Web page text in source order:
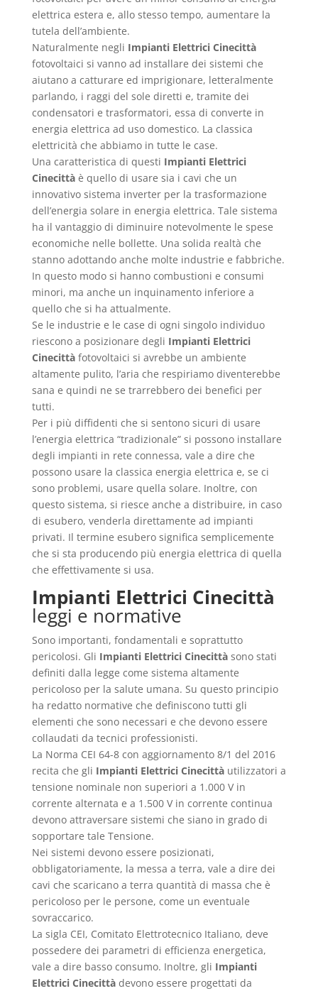
elettrica estera e, allo stesso tempo, aumentare la
tutela dell’ambiente.
Naturalmente negli Impianti Elettrici Cinecittà
fotovoltaici si vanno ad installare dei sistemi che
aiutano a catturare ed imprigionare, letteralmente
parlando, i raggi del sole diretti e, tramite dei
condensatori e trasformatori, essa di converte in
energia elettrica ad uso domestico. La classica
elettricità che abbiamo in tutte le case.
Una caratteristica di questi Impianti Elettrici
Cinecittàè quello di usare sia i cavi che un
innovativo sistema inverter per la trasformazione
dell’energia solare in energia elettrica. Tale sistema
ha il vantaggio di diminuire notevolmente le spese
economiche nelle bollette. Una solida realtà che
stanno adottando anche molte industrie e fabbriche.
In questo modo si hanno combustioni e consumi
minori, ma anche un inquinamento inferiore a
quello che si ha attualmente.
Se le industrie e le case di ogni singolo individuo
riescono a posizionare degli Impianti Elettrici
Cinecittàfotovoltaici si avrebbe un ambiente
altamente pulito, l’aria che respiriamo diventerebbe
sana e quindi ne se trarrebbero dei benefici per
tutti.
Per i più diffidenti che si sentono sicuri di usare
l’energia elettrica “tradizionale” si possono installare
degli impianti in rete connessa, vale a dire che
possono usare la classica energia elettrica e, se ci
sono problemi, usare quella solare. Inoltre, con
questo sistema, si riesce anche a distribuire, in caso
di esubero, venderla direttamente ad impianti
privati. Il termine esubero significa semplicemente
che si sta producendo più energia elettrica di quella
che effettivamente si usa.
Impianti Elettrici Cinecittà
leggi e normative
Sono importanti, fondamentali e soprattutto
pericolosi. Gli Impianti Elettrici Cinecittàsono stati
definiti dalla legge come sistema altamente
pericoloso per la salute umana. Su questo principio
ha redatto normative che definiscono tutti gli
elementi che sono necessari e che devono essere
collaudati da tecnici professionisti.
La Norma CEI 64-8 con aggiornamento 8/1 del 2016
recita che gli Impianti Elettrici Cinecittàutilizzatori a
tensione nominale non superiori a 1.000 V in
corrente alternata e a 1.500 V in corrente continua
devono attraversare sistemi che siano in grado di
sopportare tale Tensione.
Nei sistemi devono essere posizionati,
obbligatoriamente, la messa a terra, vale a dire dei
cavi che scaricano a terra quantità di massa che è
pericoloso per le persone, come un eventuale
sovraccarico.
La sigla CEI, Comitato Elettrotecnico Italiano, deve
possedere dei parametri di efficienza energetica,
vale a dire basso consumo. Inoltre, gli Impianti
Elettrici Cinecittàdevono essere progettati da